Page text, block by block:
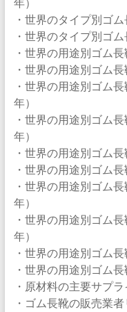
・世界のタイプ別ゴ
・世界のタイプ別ゴ
・世界の用途別ゴム
・世界の用途別ゴム
・世界の用途別ゴム
年）
・世界の用途別ゴム
年）
・世界の用途別ゴム
・世界の用途別ゴム
・世界の用途別ゴム
年）
・世界の用途別ゴム
年）
・世界の用途別ゴム
・世界の用途別ゴム
・原材料の主要サプ
・ゴム長靴の販売業者